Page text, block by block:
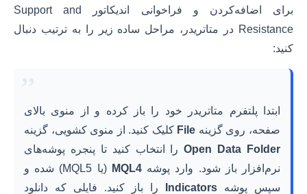
برای اضافه‌کردن و فراخوانی اندیکاتور Support and
Resistance در متاتریدر، مراحل ساده زیر را به ترتیب دنبال
کنید:
ابتدا پلتفرم متاتریدر خود را باز کرده و از منوی بالای
صفحه، روی گزینه File کلیک کنید. از منوی کشویی، گزینه
Open Data Folderرا انتخاب کنید تا پنجره پوشه‌های
نرم‌افزار باز شود. وارد پوشهMQL4
(یا MQL5) شده و
سپس پوشه Indicators
را باز کنید. فایلی که دانلود